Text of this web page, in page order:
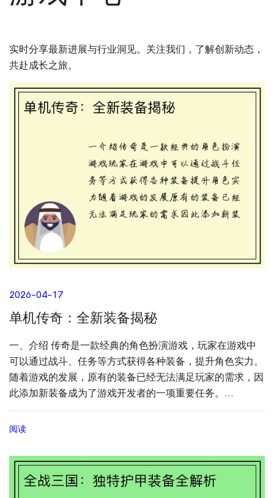
实时分享最新进展与行业洞见。关注我们，了解创新动态，
共赴成长之旅。
2026-04-17
单机传奇：全新装备揭秘
一、介绍 传奇是一款经典的角色扮演游戏，玩家在游戏中
可以通过战斗、任务等方式获得各种装备，提升角色实力。
随着游戏的发展，原有的装备已经无法满足玩家的需求，因
此添加新装备成为了游戏开发者的一项重要任务。...
阅读